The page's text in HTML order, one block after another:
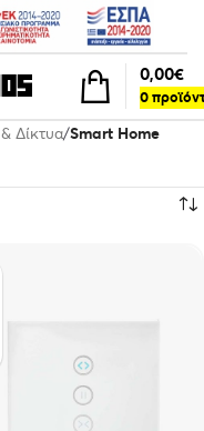
0
0,00€
Δίκτυα Smart Home